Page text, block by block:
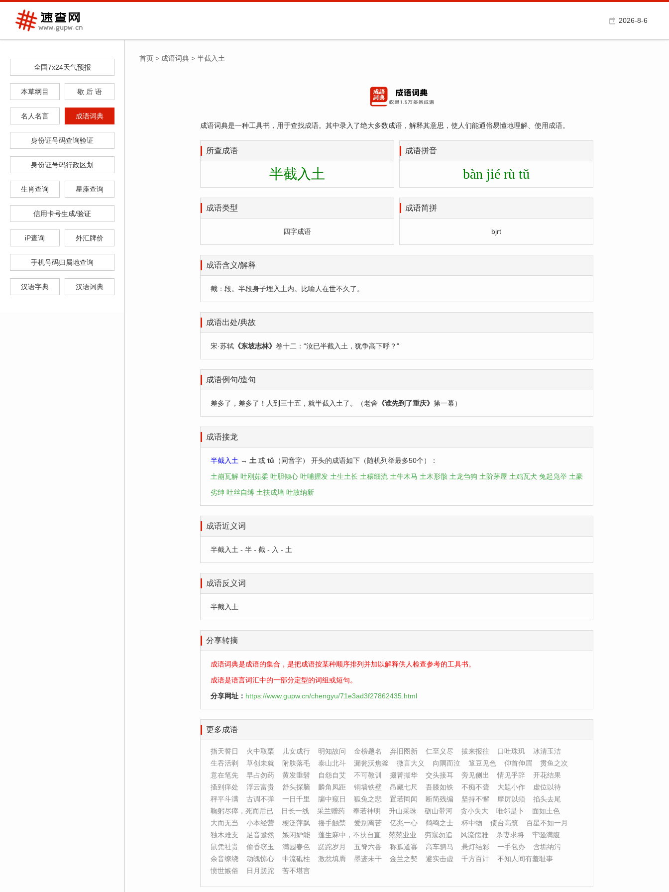
2026-8-6
全国7x24天气预报
本草纲目 歇 后 语
名人名言 成语词典
身份证号码查询验证
身份证号码行政区划
生肖查询 星座查询
信用卡号生成/验证
iP查询 外汇牌价
手机号码归属地查询
汉语字典 汉语词典
首页 > 成语词典 > 半截入土
成语词典是一种工具书，用于查找成语。其中录入了绝大多数成语，解释其意思，使人们能通俗易懂地理解、使用成语。
所查成语
半截入土
成语拼音
bàn jié rù tǔ
成语类型
四字成语
成语简拼
bjrt
成语含义/解释
截：段。半段身子埋入土内。比喻人在世不久了。
成语出处/典故
宋·苏轼 《东坡志林》 卷十二：“汝已半截入土，犹争高下呼？”
成语例句/造句
差多了，差多了！人到三十五，就半截入土了。（老舍 《谁先到了重庆》 第一幕）
成语接龙
半截入土 → 土 或 tǔ （同音字） 开头的成语如下（随机列举最多50个）：
土崩瓦解 吐刚茹柔 吐胆倾心 吐哺握发 土生土长 土穰细流 土牛木马 土木形骸 土龙刍狗 土阶茅屋 土鸡瓦犬 兔起凫举 土豪
劣绅 吐丝自缚 土扶成墙 吐故纳新
成语近义词
半截入土 - 半 - 截 - 入 - 土
成语反义词
半截入土
分享转摘
成语词典是成语的集合，是把成语按某种顺序排列并加以解释供人检查参考的工具书。
成语是语言词汇中的一部分定型的词组或短句。
分享网址： https://www.gupw.cn/chengyu/71e3ad3f27862435.html
更多成语
指天誓日 火中取栗 儿女成行 明知故问 金榜题名 弃旧图新 仁至义尽 拔来报往 口吐珠玑
冰清玉洁
生吞活剥
草创未就 附肤落毛 泰山北斗 漏瓮沃焦釜 微言大义 向隅而泣 箪豆见色 仰首伸眉
贯鱼之次
意在笔先
早占勿药 黄发垂髫 自怨自艾 不可教训 掇菁撷华 交头接耳 旁见侧出 情见乎辞
开花结果
搔到痒处
浮云富贵 舒头探脑 麟角凤距 铜墙铁壁 昂藏七尺 吾膝如铁 不痴不聋 大题小作
虚位以待
秤平斗满
古调不弹 一日千里 牖中窥日 狐兔之悲 置若罔闻 断简残编 坚持不懈 摩厉以须
掐头去尾
鞠躬尽瘁，死而后已
日长一线 采兰赠药 奉若神明 升山采珠 砺山带河 贪小失大 唯邻是卜
面如土色
大而无当
小本经营 梗泛萍飘 摇手触禁 爱别离苦 亿兆一心 鹤鸣之士 杯中物 债台高筑
百星不如一月
独木难支
足音跫然 嫉闲妒能 蓬生麻中，不扶自直 兢兢业业 穷寇勿追 风流儒雅 杀妻求将
牢骚满腹
鼠凭社贵
偷香窃玉 满园春色 蹉跎岁月 五脊六兽 称孤道寡 高车驷马 悬灯结彩 一手包办
含垢纳污
余音缭绕
动魄惊心 中流砥柱 激忿填膺 墨迹未干 金兰之契 避实击虚 千方百计
不知人间有羞耻事
愤世嫉俗
日月蹉跎 苦不堪言